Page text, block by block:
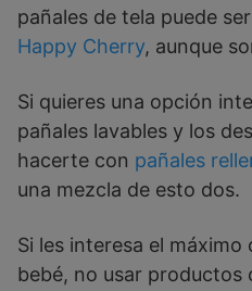
pañales de tela puede
Happy Cherry, aunque
Si quieres una opción
pañales lavables y los
hacerte con pañales
una mezcla de esto dos.
Si les interesa el máximo
bebé, no usar productos